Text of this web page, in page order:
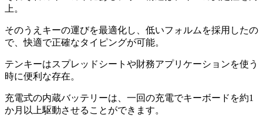
上。
そのうえキーの運びを最適化し、低いフォルムを採用したの
で、快適で正確なタイピングが可能。
テンキーはスプレッドシートや財務アプリケーションを使う
時に便利な存在。
充電式の内蔵バッテリーは、一回の充電でキーボードを約1
か月以上駆動させることができます。